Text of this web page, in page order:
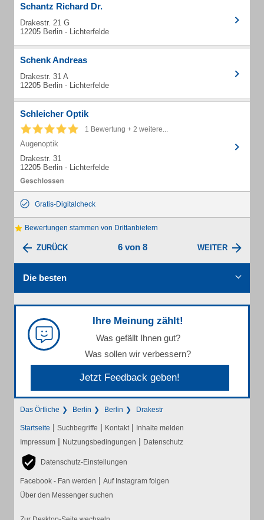
Schantz Richard Dr.
Drakestr. 21 G
12205 Berlin - Lichterfelde
Schenk Andreas
Drakestr. 31 A
12205 Berlin - Lichterfelde
Schleicher Optik
1 Bewertung + 2 weitere...
Augenoptik
Drakestr. 31
12205 Berlin - Lichterfelde
Gratis-Digitalcheck
Bewertungen stammen von Drittanbietern
ZURÜCK 6 von 8 WEITER
Die besten
Ihre Meinung zählt!
Was gefällt Ihnen gut?
Was sollen wir verbessern?
Jetzt Feedback geben!
Das Örtliche Berlin Berlin Drakestr
Startseite | Suchbegriffe | Kontakt | Inhalte melden
Impressum | Nutzungsbedingungen | Datenschutz
Datenschutz-Einstellungen
Facebook - Fan werden | Auf Instagram folgen
Über den Messenger suchen